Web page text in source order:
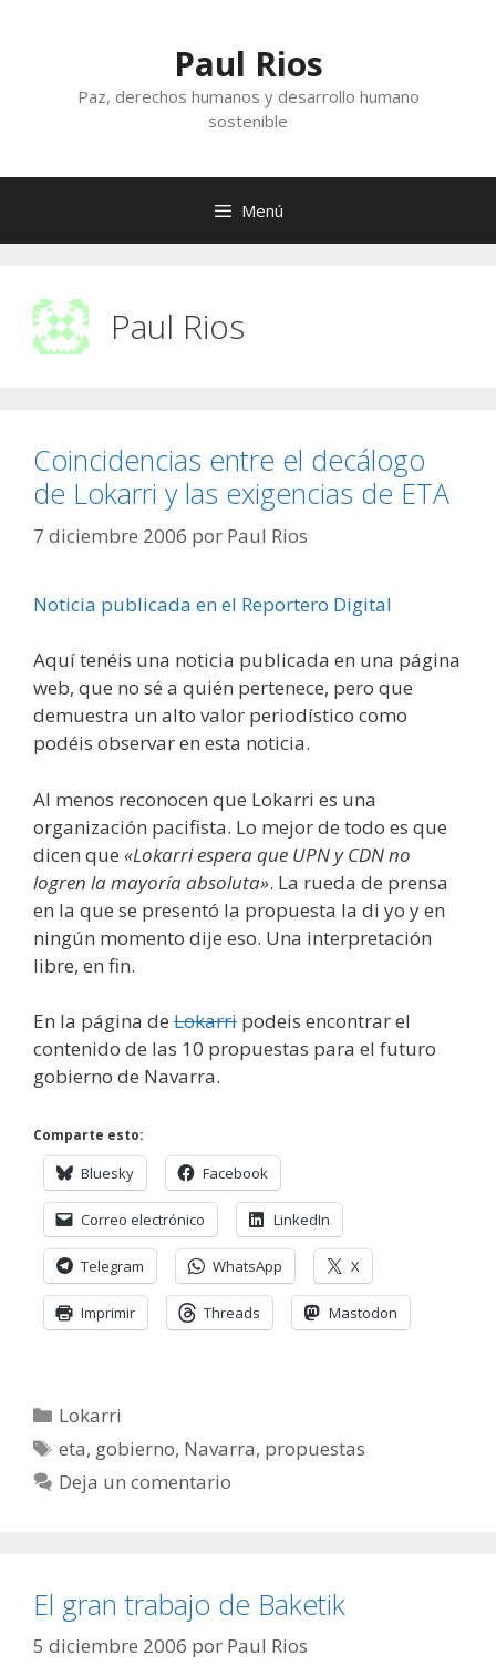
Paul Rios
Paz, derechos humanos y desarrollo humano
sostenible
Menú
Paul Rios
Coincidencias entre el decálogo
de Lokarri y las exigencias de ETA
7 diciembre 2006 por Paul Rios
Noticia publicada en el Reportero Digital
Aquí tenéis una noticia publicada en una página
web, que no sé a quién pertenece, pero que
demuestra un alto valor periodístico como
podéis observar en esta noticia.
Al menos reconocen que Lokarri es una
organización pacifista. Lo mejor de todo es que
dicen que «Lokarri espera que UPN y CDN no
logren la mayoría absoluta». La rueda de prensa
en la que se presentó la propuesta la di yo y en
ningún momento dije eso. Una interpretación
libre, en fin.
En la página de Lokarri podeis encontrar el
contenido de las 10 propuestas para el futuro
gobierno de Navarra.
Comparte esto:
Bluesky Facebook
Correo electrónico LinkedIn
Telegram WhatsApp X
Imprimir Threads Mastodon
Categorías
Lokarri
Etiquetas
eta, gobierno, Navarra, propuestas
Deja un comentario
El gran trabajo de Baketik
5 diciembre 2006 por Paul Rios